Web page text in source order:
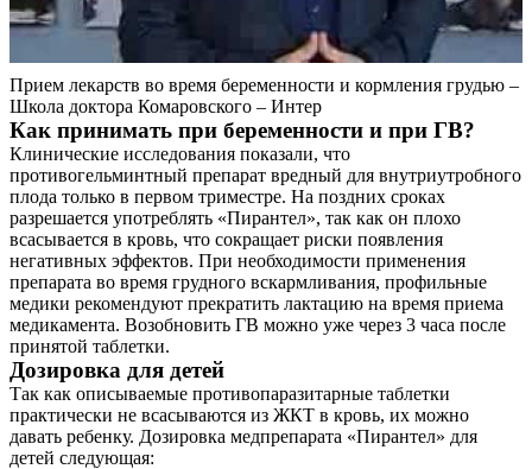
Прием лекарств во время беременности и кормления грудью –
Школа доктора Комаровского – Интер
Как принимать при беременности и при ГВ?
Клинические исследования показали, что
противогельминтный препарат вредный для внутриутробного
плода только в первом триместре. На поздних сроках
разрешается употреблять «Пирантел», так как он плохо
всасывается в кровь, что сокращает риски появления
негативных эффектов. При необходимости применения
препарата во время грудного вскармливания, профильные
медики рекомендуют прекратить лактацию на время приема
медикамента. Возобновить ГВ можно уже через 3 часа после
принятой таблетки.
Дозировка для детей
Так как описываемые противопаразитарные таблетки
практически не всасываются из ЖКТ в кровь, их можно
давать ребенку. Дозировка медпрепарата «Пирантел» для
детей следующая: